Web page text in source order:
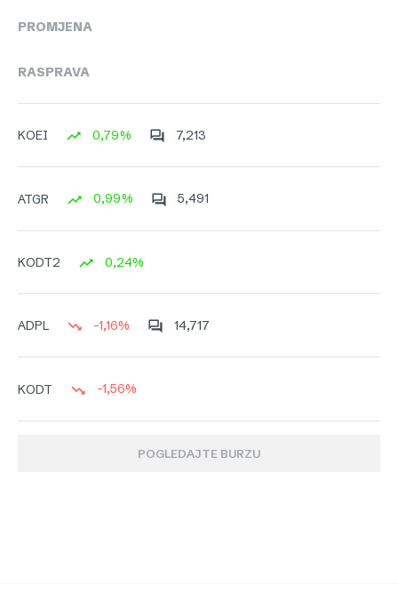
PROMJENA
RASPRAVA
KOEI 0,79% 7,213
ATGR 0,99% 5,491
KODT2 0,24%
ADPL -1,16% 14,717
KODT -1,56%
POGLEDAJTE BURZU